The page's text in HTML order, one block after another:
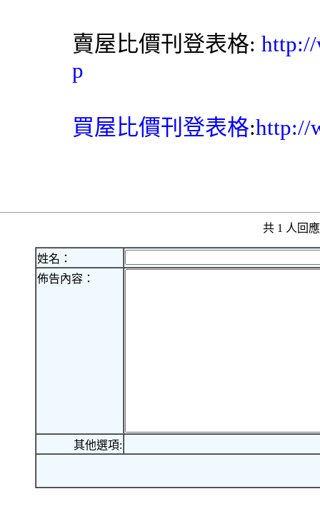
賣屋比價刊登表格: http://
p
買屋比價刊登表格:http://
共 1 人回
姓名：
佈告內容：
其他選項: